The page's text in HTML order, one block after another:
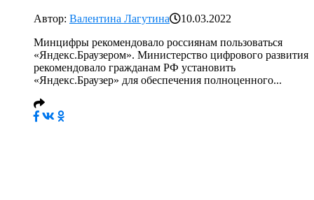
Автор: Валентина Лагутина
10.03.2022
Минцифры рекомендовало россиянам пользоваться
«Яндекс.Браузером». Министерство цифрового развития
рекомендовало гражданам РФ установить
«Яндекс.Браузер» для обеспечения полноценного...